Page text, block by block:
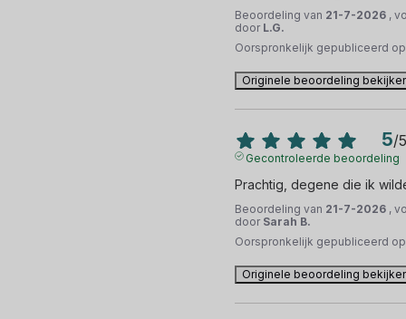
Beoordeling van 21-7-2026 ,
door L.G.
Oorspronkelijk gepubliceerd
Originele beoordeling
5/5
Gecontroleerde beoordeling
Prachtig, degene die ik
Beoordeling van 21-7-2026 ,
door Sarah B.
Oorspronkelijk gepubliceerd
Originele beoordeling